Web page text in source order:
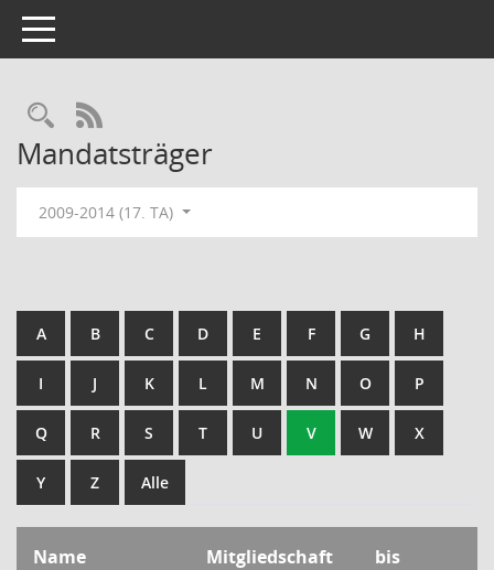
Toggle navigation
Rechercheauswahl
RSS-Feed
Mandatsträger
2009-2014 (17. TA)
A B C D E F G H
I J K L M N O P
Q R S T U V W X
Y Z Alle
Name Mitgliedschaft bis